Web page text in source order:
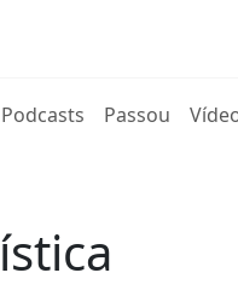
Podcasts Passou